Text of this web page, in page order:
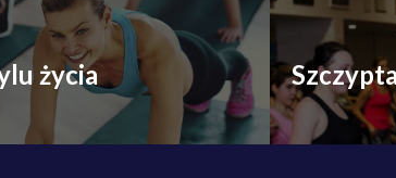
życia